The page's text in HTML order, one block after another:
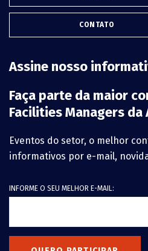
CONTATO
Assine nosso
Faça parte da maior
Facilities Managers da
Eventos do setor, o melhor
informativos por e-mail,
INFORME O SEU MELHOR E-MAIL: